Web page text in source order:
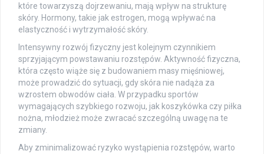
które towarzyszą dojrzewaniu, mają wpływ na strukturę
skóry. Hormony, takie jak estrogen, mogą wpływać na
elastyczność i wytrzymałość skóry.
Intensywny rozwój fizyczny jest kolejnym czynnikiem
sprzyjającym powstawaniu rozstępów. Aktywność fizyczna,
która często wiąże się z budowaniem masy mięśniowej,
może prowadzić do sytuacji, gdy skóra nie nadąża za
wzrostem obwodów ciała. W przypadku sportów
wymagających szybkiego rozwoju, jak koszykówka czy piłka
nożna, młodzież może zwracać szczególną uwagę na te
zmiany.
Aby zminimalizować ryzyko wystąpienia rozstępów, warto